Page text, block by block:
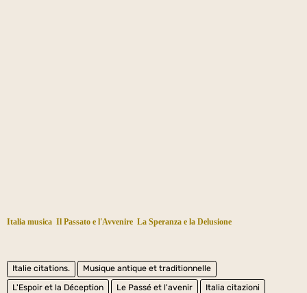
Italia musica Il Passato e l'Avvenire La Speranza e la Delusione
Italie citations.
Musique antique et traditionnelle
L'Espoir et la Déception
Le Passé et l'avenir
Italia citazioni